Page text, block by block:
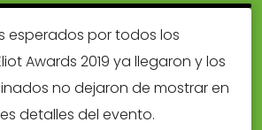
esperados por todos los
Awards 2019 ya llegaron y los
no dejaron de mostrar en
detalles del evento.